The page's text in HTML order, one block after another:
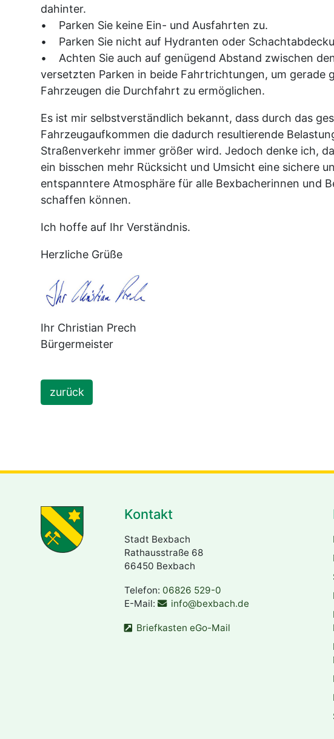
dahinter.
• Parken Sie keine Ein- und Ausfahrten zu.
• Parken Sie nicht auf Hydranten oder
• Achten Sie auch auf genügend Abstand zwischen
versetzten Parken in beide Fahrtrichtungen, um gerade
Fahrzeugen die Durchfahrt zu ermöglichen.
Es ist mir selbstverständlich bekannt, dass durch das
Fahrzeugaufkommen die dadurch resultierende
Straßenverkehr immer größer wird. Jedoch denke ich,
ein bisschen mehr Rücksicht und Umsicht eine sichere
entspanntere Atmosphäre für alle Bexbacherinnen und
schaffen können.
Ich hoffe auf Ihr Verständnis.
Herzliche Grüße
Ihr Christian Prech
Bürgermeister
zurück
Kontakt
Stadt Bexbach
Rathausstraße 68
66450 Bexbach
Telefon: 06826 529-0
E-Mail:
info@bexbach.de
Briefkasten eGo-Mail